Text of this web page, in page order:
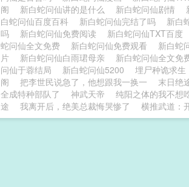
阁
新白蛇问仙讲的是什么 新白蛇问仙剧情
白蛇问仙百度百科
新白蛇问仙完结了吗 新白
吗
新白蛇问仙免费阅读 新白蛇问仙TXT百度
蛇问仙全文免费
新白蛇问仙免费观看 新白蛇
片
新白蛇问仙白雨珺母亲 新白蛇问仙全文免
问仙于蓉结局
新白蛇问仙5200 埋尸种诡求生
阁
把李世民说急了，他想跟我一换一 末日绝
全成特种部队了
神武天帝 纯阳之体的我不想
途
我离开后，绝美总裁悔哭惨了 横推武道：